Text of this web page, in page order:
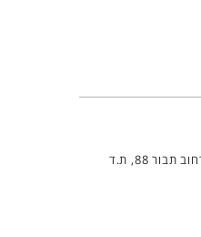
, רחוב תבור 88, ת.ד